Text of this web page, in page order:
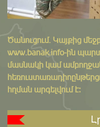
Ծանուցում․ Կայքից
www.banak.info-ին
մասնակի կամ
հղման արգելվում է: